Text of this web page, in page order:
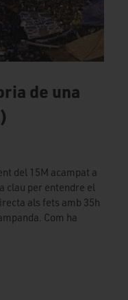
de una
del 15M acampat a
clau per entendre el
als fets amb 35h
Com ha